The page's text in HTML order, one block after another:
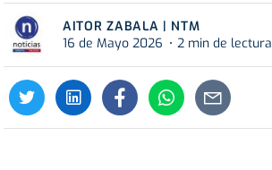
AITOR ZABALA | NTM
16 de Mayo 2026
2 min de lectura